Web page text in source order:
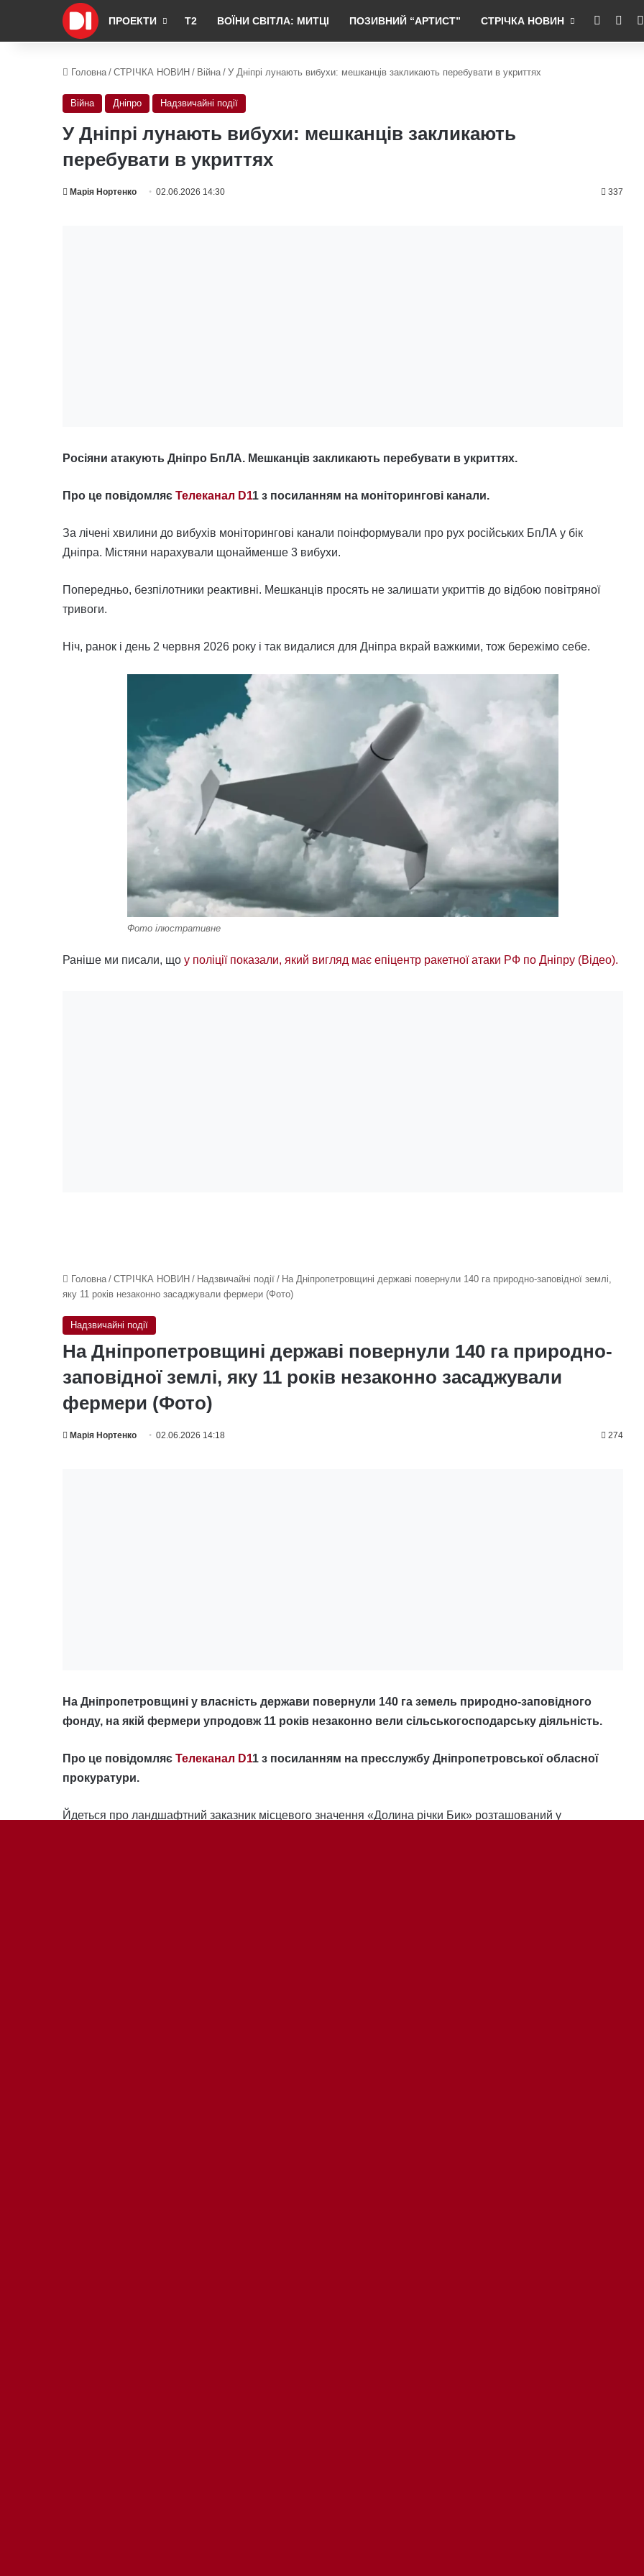
ПРОЕКТИ Т2 ВОЇНИ СВІТЛА: МИТЦІ ПОЗИВНИЙ “АРТИСТ” СТРІЧКА НОВИН RSS
Головна / СТРІЧКА НОВИН / Війна / У Дніпрі лунають вибухи: мешканців закликають перебувати в укриттях
Війна Дніпро Надзвичайні події
У Дніпрі лунають вибухи: мешканців закликають
перебувати в укриттях
Марія Нортенко 02.06.2026 14:30 337
Росіяни атакують Дніпро БпЛА. Мешканців закликають перебувати в укриттях.
Про це повідомляє Телеканал D11 з посиланням на моніторингові канали.
За лічені хвилини до вибухів моніторингові канали поінформували про рух російських БпЛА у бік
Дніпра. Містяни нарахували щонайменше 3 вибухи.
Попередньо, безпілотники реактивні. Мешканців просять не залишати укриттів до відбою повітряної
тривоги.
Ніч, ранок і день 2 червня 2026 року і так видалися для Дніпра вкрай важкими, тож бережімо себе.
Фото ілюстративне
Раніше ми писали, що у поліції показали, який вигляд має епіцентр ракетної атаки РФ по Дніпру (Відео).